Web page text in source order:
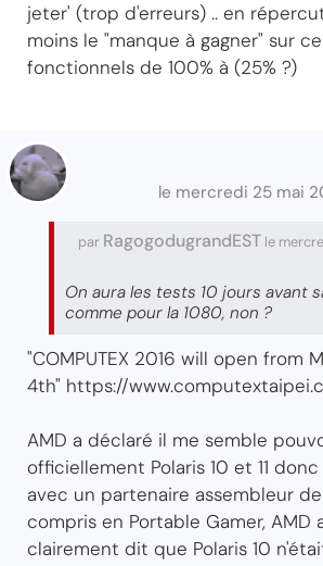
jeter' (trop d'erreurs) .. en
moins le "manque à gagner" sur
fonctionnels de 100% à (25% ?)
le mercredi 25 mai
par RagogodugrandEST le
On aura les tests 10 jours avant
comme pour la 1080, non ?
"COMPUTEX 2016 will open from
4th" https://
AMD a déclaré il me semble
officiellement Polaris 10 et 11
avec un partenaire assembleur
compris en Portable Gamer, AMD
clairement dit que Polaris 10